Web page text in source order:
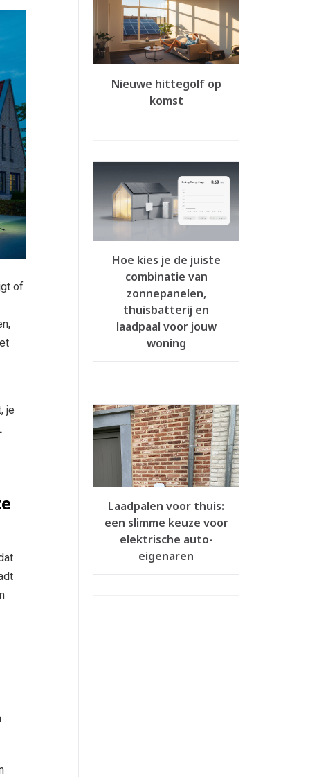
of
je
Nieuwe hittegolf op
komst
Hoe kies je de juiste
combinatie van
zonnepanelen,
thuisbatterij en
laadpaal voor jouw
woning
Laadpalen voor thuis:
een slimme keuze voor
elektrische auto-
eigenaren